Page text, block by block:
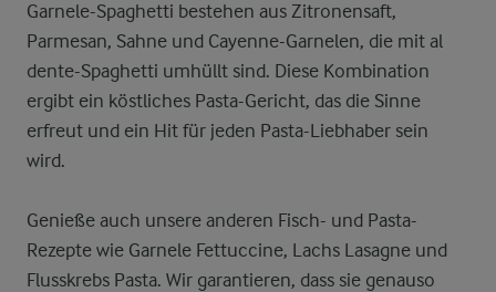
Garnele-Spaghetti bestehen aus Zitronensaft,
Parmesan, Sahne und Cayenne-Garnelen, die mit al
dente-Spaghetti umhüllt sind. Diese Kombination
ergibt ein köstliches Pasta-Gericht, das die Sinne
erfreut und ein Hit für jeden Pasta-Liebhaber sein
wird.
Genieße auch unsere anderen Fisch- und Pasta-
Rezepte wie Garnele Fettuccine, Lachs Lasagne und
Flusskrebs Pasta. Wir garantieren, dass sie genauso